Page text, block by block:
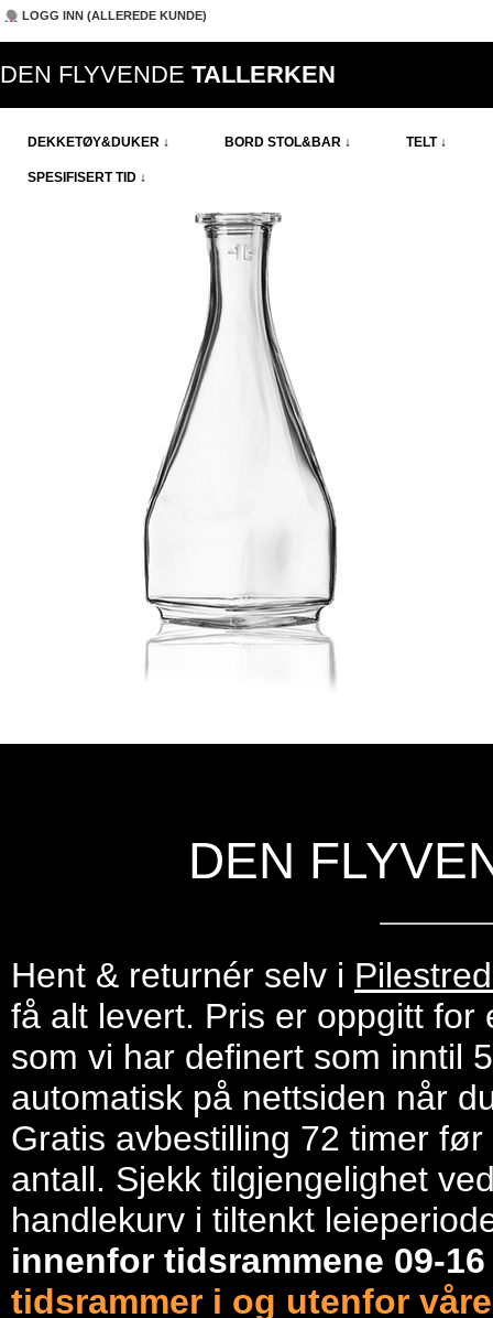
LOGG INN (ALLEREDE KUNDE)
DEN FLYVENDE TALLERKEN
DEKKETØY&DUKER ↓ BORD STOL&BAR ↓ TELT ↓
SPESIFISERT TID ↓
DEN
Hent & returnér selv i
få alt levert. Pris er oppgitt
som vi har definert som inntil
automatisk på nettsiden når
Gratis avbestilling 72 timer
antall. Sjekk tilgjengelighet
handlekurv i tiltenkt
innenfor tidsrammene 09-
tidsrammer i og utenfor